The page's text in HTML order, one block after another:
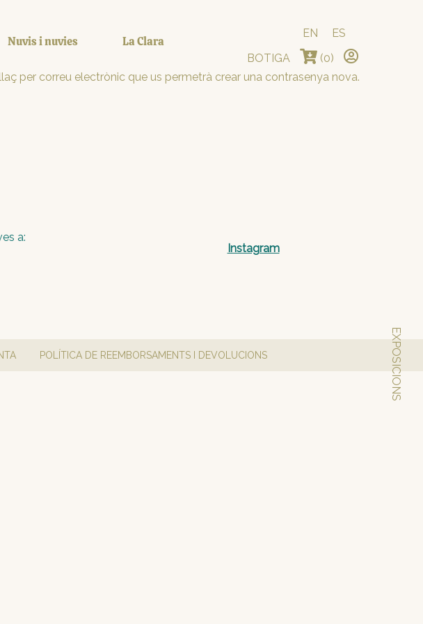
Nuvis i nuvies La Clara
EN
ES
BOTIGA
(0)
EXPOSICIONS
per correu electrònic que us permetrà crear una contrasenya nova.
a:
Instagram
POLÍTICA DE REEMBORSAMENTS I DEVOLUCIONS